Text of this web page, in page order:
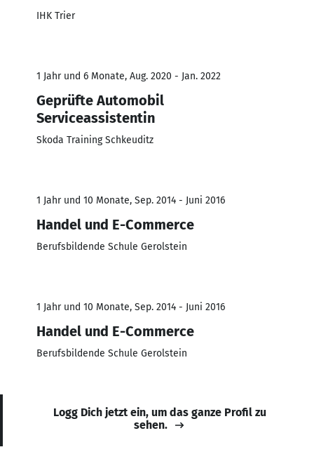
IHK Trier
1 Jahr und 6 Monate, Aug. 2020 - Jan. 2022
Geprüfte Automobil
Serviceassistentin
Skoda Training Schkeuditz
1 Jahr und 10 Monate, Sep. 2014 - Juni 2016
Handel und E-Commerce
Berufsbildende Schule Gerolstein
1 Jahr und 10 Monate, Sep. 2014 - Juni 2016
Handel und E-Commerce
Berufsbildende Schule Gerolstein
Logg Dich jetzt ein, um das ganze Profil zu
sehen.